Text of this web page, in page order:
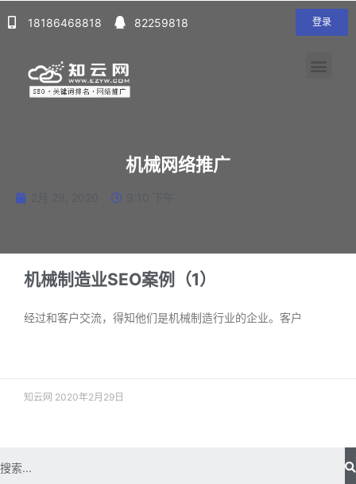
18186468818 82259818 登录
机械网络推广
机械制造业SEO案例（1）
经过和客户交流，得知他们是机械制造行业的企业。客户
知云网 2020年2月29日